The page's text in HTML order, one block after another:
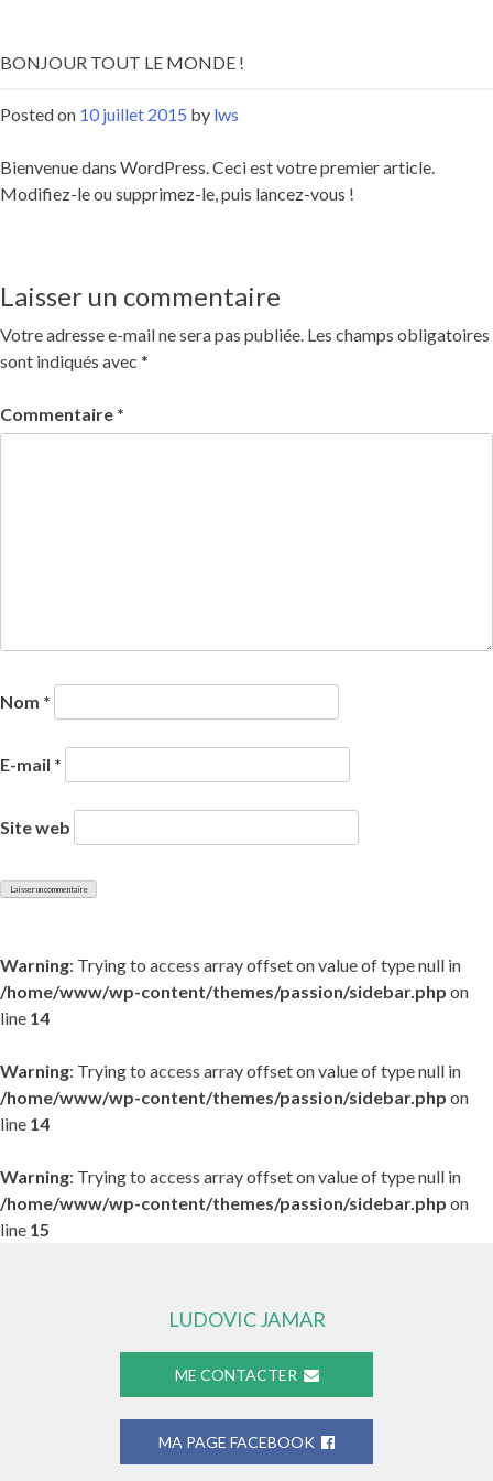
BONJOUR TOUT LE MONDE !
Posted on 10 juillet 2015 by lws
Bienvenue dans WordPress. Ceci est votre premier article.
Modifiez-le ou supprimez-le, puis lancez-vous !
Laisser un commentaire
Votre adresse e-mail ne sera pas publiée. Les champs obligatoires
sont indiqués avec *
Commentaire *
Nom *
E-mail *
Site web
Warning: Trying to access array offset on value of type null in
/home/www/wp-content/themes/passion/sidebar.php on
line 14
Warning: Trying to access array offset on value of type null in
/home/www/wp-content/themes/passion/sidebar.php on
line 14
Warning: Trying to access array offset on value of type null in
/home/www/wp-content/themes/passion/sidebar.php on
line 15
LUDOVIC JAMAR
ME CONTACTER
MA PAGE FACEBOOK